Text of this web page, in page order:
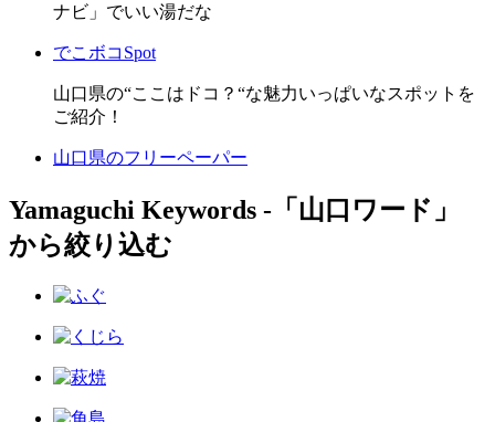
ナビ」でいい湯だな
でこボコSpot
山口県の“ここはドコ？“な魅力いっぱいなスポットを
ご紹介！
山口県のフリーペーパー
Yamaguchi Keywords ‐「山口ワード」
から絞り込む